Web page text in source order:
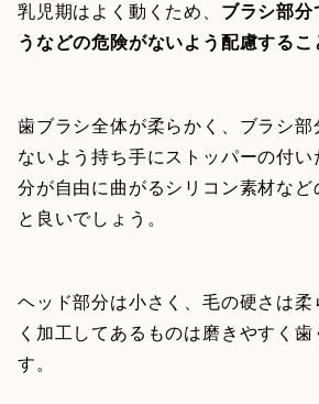
乳児期はよく動くため、 ブラシ部分
うなどの危険がないよう配慮するこ
歯ブラシ全体が柔らかく、ブラシ
ないよう持ち手にストッパーの付
分が自由に曲がるシリコン素材な
と良いでしょう。
ヘッド部分は小さく、毛の硬さは
く加工してあるものは磨きやすく
す。